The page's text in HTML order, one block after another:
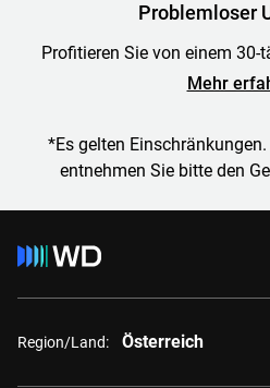
Problemloser
Profitieren Sie von einem
Mehr
*Es gelten
entnehmen Sie bitte den
Region/Land: Österreich